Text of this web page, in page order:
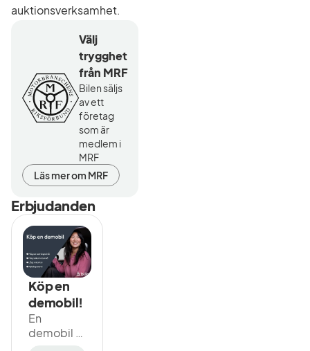
auktionsverksamhet.
Välj
trygghet
från MRF
Bilen säljs
av ett
företag
som är
medlem i
MRF
Läs mer om MRF
Erbjudanden
Köp en
demobil!
En
demobil är